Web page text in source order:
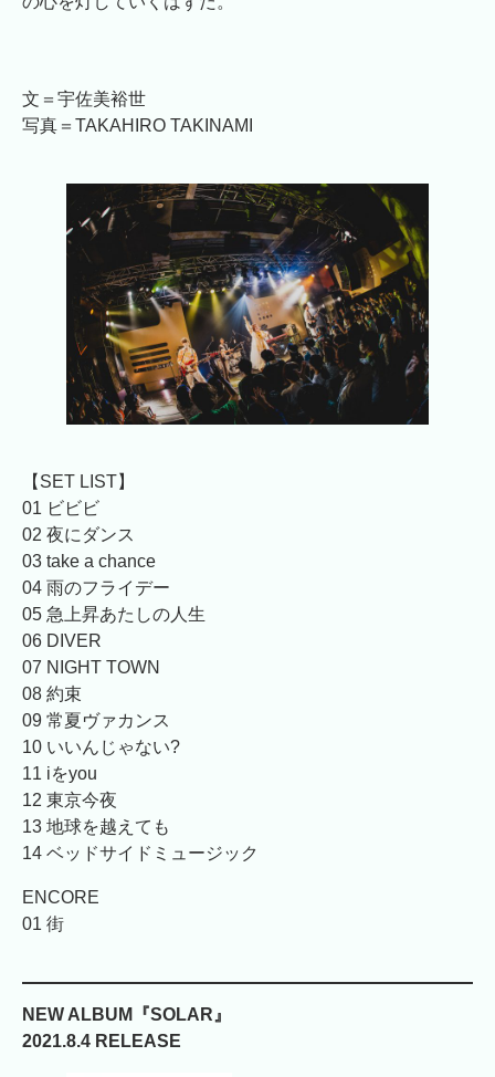
文＝宇佐美裕世
写真＝TAKAHIRO TAKINAMI
【SET LIST】
01 ビビビ
02 夜にダンス
03 take a chance
04 雨のフライデー
05 急上昇あたしの人生
06 DIVER
07 NIGHT TOWN
08 約束
09 常夏ヴァカンス
10 いいんじゃない?
11 iをyou
12 東京今夜
13 地球を越えても
14 ベッドサイドミュージック
ENCORE
01 街
NEW ALBUM『SOLAR』
2021.8.4 RELEASE